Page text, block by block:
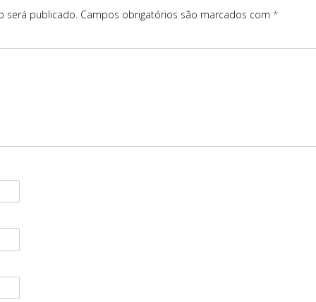
será publicado. Campos obrigatórios são marcados com *